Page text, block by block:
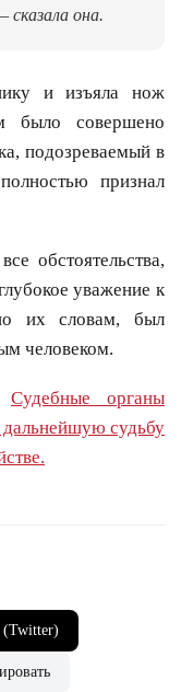
сказала она.
и изъяла нож
было совершено
подозреваемый в
признал
обстоятельства,
уважение к
их словам, был
человеком.
Судебные органы
судьбу